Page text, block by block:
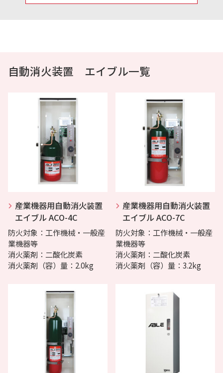
自動消火装置 エイブル一覧
産業機器用自動消火装置
エイブル ACO-4C
防火対象：工作機械・一般産
業機器等
消火薬剤：二酸化炭素
消火薬剤（容）量：2.0kg
産業機器用自動消火装置
エイブル ACO-7C
防火対象：工作機械・一般産
業機器等
消火薬剤：二酸化炭素
消火薬剤（容）量：3.2kg